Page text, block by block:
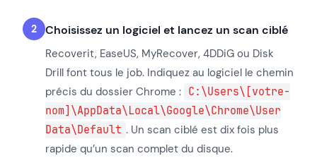
Choisissez un logiciel et lancez un scan ciblé
Recoverit, EaseUS, MyRecover, 4DDiG ou Disk
Drill font tous le job. Indiquez au logiciel le chemin
précis du dossier Chrome : C:\Users\[votre-
nom]\AppData\Local\Google\Chrome\User
Data\Default . Un scan ciblé est dix fois plus
rapide qu’un scan complet du disque.